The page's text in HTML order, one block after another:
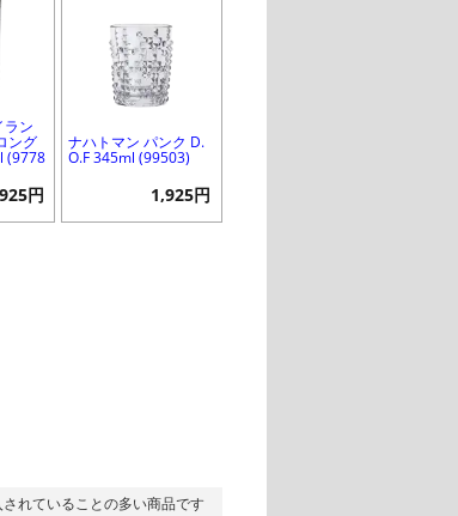
ラン
ング
(9778
円
ナハトマン パンク D.
O.F 345ml (99503)
1,925円
れていることの多い商品です